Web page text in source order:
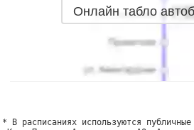
Онлайн табло
* В расписаниях используются